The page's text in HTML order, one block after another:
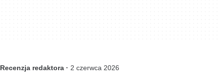
Recenzja redaktora · 2 czerwca 2026